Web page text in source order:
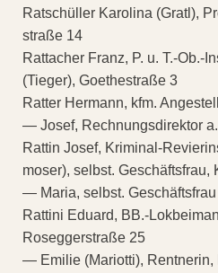
Ratschüller Karolina (Gratl),
straße 14
Rattacher Franz, P. u. T.-Ob.-
(Tieger), Goethestraße 3
Ratter Hermann, kfm.
— Josef, Rechnungsdirektor
Rattin Josef, Kriminal-
moser), selbst. Geschäftsfrau,
— Maria, selbst.
Rattini Eduard, BB.-
Roseggerstraße 25
— Emilie (Mariotti), Rentnerin,